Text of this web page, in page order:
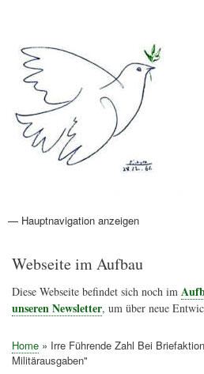
Hauptnavigation
— Hauptnavigation anzeigen
Aktionen
Friedensbewegung
Friedensprojekte
Home
Konflikte
Links
Narichtenlinks
News
Politik
Termine
Texte
Kunst
Friedensexperten
Friedensforschung
Friedensinitiativen
Friedensnachrichten
Webseite im Aufbau
Diese Webseite befindet sich noch im
unseren Newsletter, um über neue
Pfadnavigation
Home
Irre Führende Zahl Bei
Militärausgaben"